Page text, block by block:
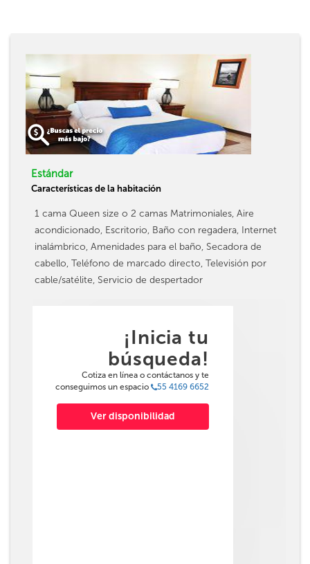
Estándar
Características de la habitación
1 cama Queen size o 2 camas Matrimoniales, Aire
acondicionado, Escritorio, Baño con regadera, Internet
inalámbrico, Amenidades para el baño, Secadora de
cabello, Teléfono de marcado directo, Televisión por
cable/satélite, Servicio de despertador
¡Inicia tu
búsqueda!
Cotiza en línea o contáctanos y te
conseguimos un espacio
55 4169 6652
Ver disponibilidad